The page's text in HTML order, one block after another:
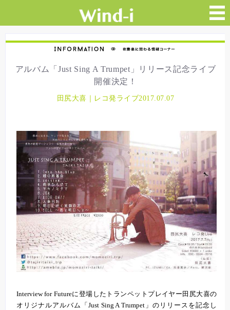
アルバム「Just Sing A Trumpet」リリース記念ライブ
開催決定！
田尻大喜｜レコ発ライブ2017.07.07
Interview for Futureに登場したトランペットプレイヤー田尻大喜の
オリジナルアルバム「Just Sing A Trumpet」のリリースを記念し